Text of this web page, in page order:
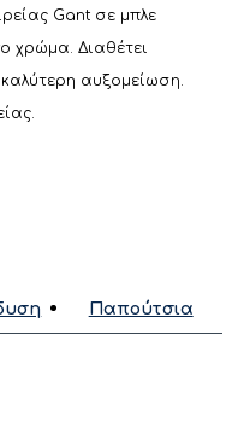
Gant σε μπλε
χρώμα. Διαθέτει
αυξομείωση.
Παπούτσια